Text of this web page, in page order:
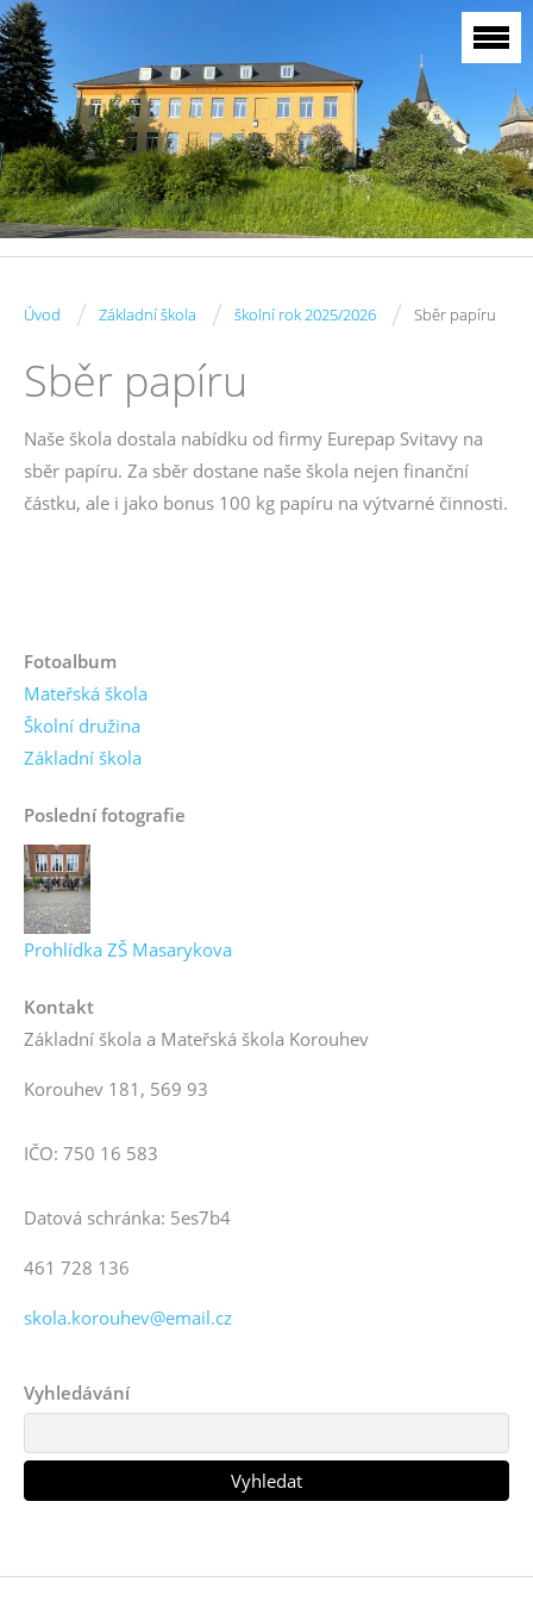
Úvod / Základní škola / školní rok 2025/2026 / Sběr papíru
Sběr papíru
Naše škola dostala nabídku od firmy Eurepap Svitavy na
sběr papíru. Za sběr dostane naše škola nejen finanční
částku, ale i jako bonus 100 kg papíru na výtvarné činnosti.
Fotoalbum
Mateřská škola
Školní družina
Základní škola
Poslední fotografie
Prohlídka ZŠ Masarykova
Kontakt
Základní škola a Mateřská škola Korouhev
Korouhev 181, 569 93
IČO: 750 16 583
Datová schránka: 5es7b4
461 728 136
skola.korouhev@email.cz
Vyhledávání